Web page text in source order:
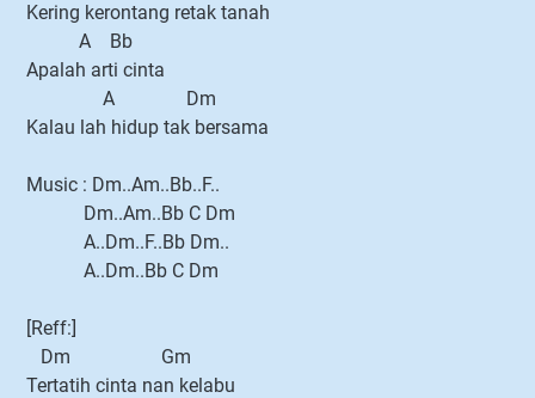
Kering kerontang retak tanah
A Bb
Apalah arti cinta
A Dm
Kalau lah hidup tak bersama
Music : Dm..Am..Bb..F..
Dm..Am..Bb C Dm
A..Dm..F..Bb Dm..
A..Dm..Bb C Dm
[Reff:]
Dm Gm
Tertatih cinta nan kelabu